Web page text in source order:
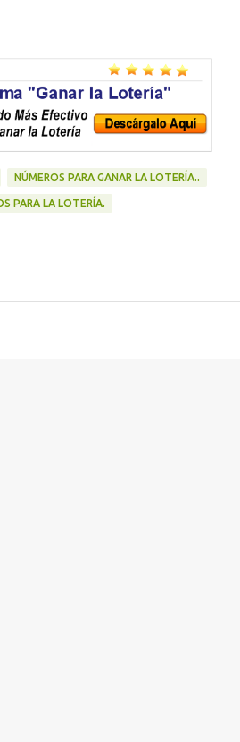
NÚMEROS PARA GANAR LA LOTERÍA..
PARA LA LOTERÍA.